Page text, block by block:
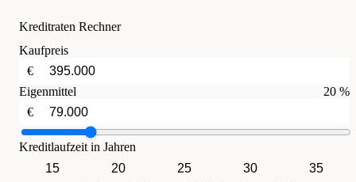
Kreditraten Rechner
Kaufpreis
€
Eigenmittel
20 %
€
Kreditlaufzeit in Jahren
15
20 25 30
35